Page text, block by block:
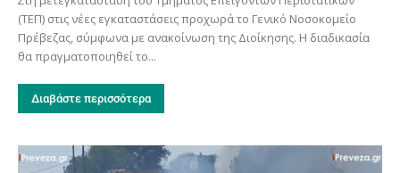
(ΤΕΠ) στις νέες εγκαταστάσεις προχωρά το Γενικό Νοσοκομείο
Πρέβεζας, σύμφωνα με ανακοίνωση της Διοίκησης. Η διαδικασία
θα πραγματοποιηθεί το...
Διαβάστε περισσότερα